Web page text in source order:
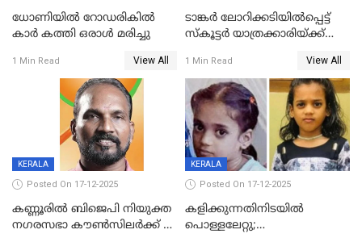
ധോണിയിൽ റോഡരികിൽ
കാർ കത്തി ഒരാൾ മരിച്ചു
1 Min Read View All
ടാങ്കർ ലോറിക്കടിയിൽപ്പെട്ട്
സ്കൂട്ടർ യാത്രക്കാരിയ്ക്ക്
കണ്ടോത്ത് ദേശീയ പാതയിൽ
1 Min Read View All
KERALA
Posted On 17-12-2025
കണ്ണൂരിൽ ബിജെപി നിയുക്ത
നഗരസഭാ കൗൺസിലർക്ക് 36
KERALA
Posted On 17-12-2025
കളിക്കുന്നതിനിടയിൽ
പൊള്ളലേറ്റു;